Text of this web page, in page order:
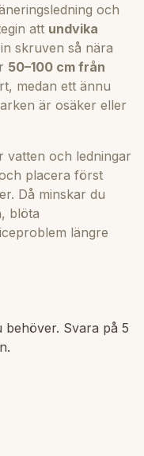
och
att undvika
skruven så nära
50–100 cm från
medan ett ännu
är osäker eller
vatten och ledningar
placera först
Då minskar du
blöta
längre
Svara på 5